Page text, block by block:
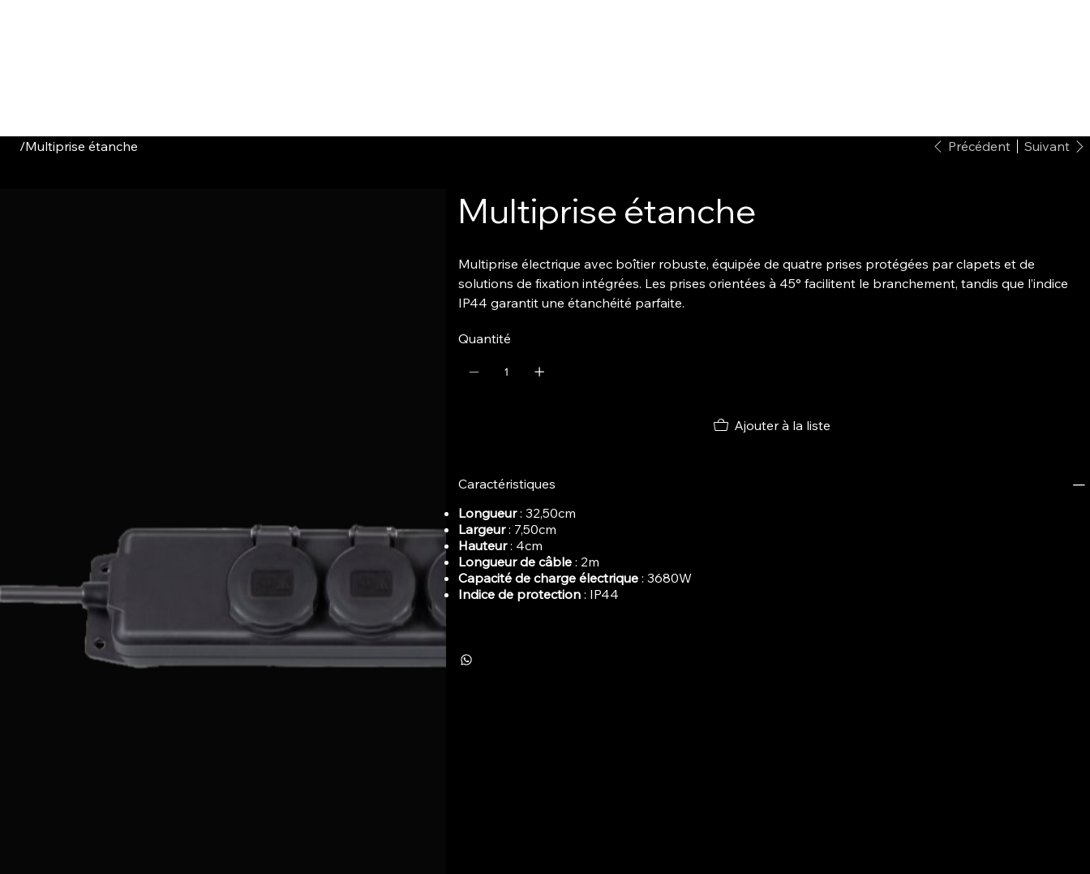
/Multiprise étanche Précédent Suivant
Multiprise étanche
Multiprise électrique avec boîtier robuste, équipée de quatre prises protégées par clapets et de
solutions de fixation intégrées. Les prises orientées à 45° facilitent le branchement, tandis que l’indice
IP44 garantit une étanchéité parfaite.
Quantité
Ajouter à la liste
Caractéristiques
Longueur: 32,50cm
Largeur: 7,50cm
Hauteur: 4cm
Longueur de câble: 2m
Capacité de charge électrique: 3680W
Indice de protection: IP44